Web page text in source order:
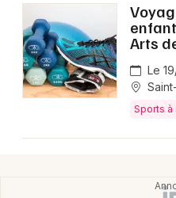
Arts
Le
Sports à